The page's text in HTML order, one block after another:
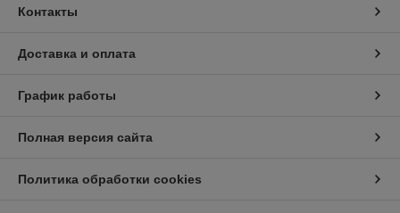
Контакты
Доставка и оплата
График работы
Полная версия сайта
Политика обработки cookies